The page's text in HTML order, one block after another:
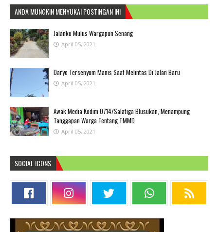
ANDA MUNGKIN MENYUKAI POSTINGAN INI
Jalanku Mulus Wargapun Senang
April 05, 2021
Daryo Tersenyum Manis Saat Melintas Di Jalan Baru
April 05, 2021
Awak Media Kodim 0714/Salatiga Blusukan, Menampung
Tanggapan Warga Tentang TMMD
April 05, 2021
SOCIAL ICONS